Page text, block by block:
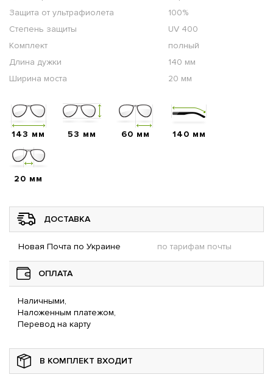
Защита от ультрафиолета
100%
Степень защиты
UV 400
Комплект
полный
Длина дужки
140 мм
Ширина моста
20 мм
143 мм 53 мм 60 мм 140 мм
20 мм
ДОСТАВКА
Новая Почта по Украине по тарифам почты
ОПЛАТА
Наличными,
Наложенным платежом,
Перевод на карту
В КОМПЛЕКТ ВХОДИТ